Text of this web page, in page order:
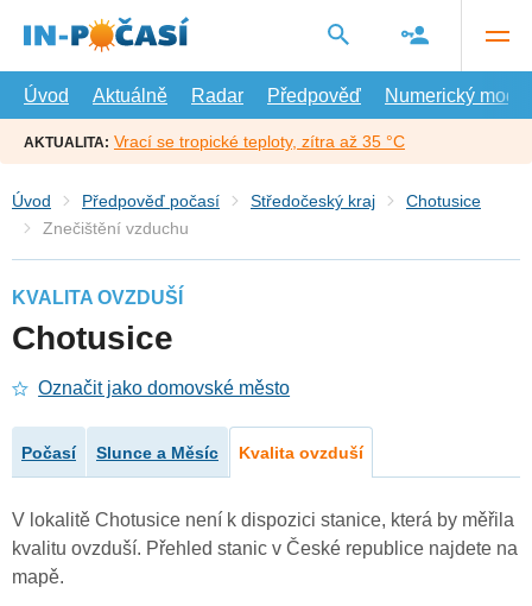
hlavní
Úvod
Aktuálně Radar Předpověď Numerický model
AKTUALITA: Vrací se tropické teploty, zítra až 35 °C
Úvod Předpověď počasí Středočeský kraj
Chotusice
Znečištění vzduchu
KVALITA OVZDUŠÍ
Chotusice
Označit jako domovské město
Počasí Slunce a Měsíc Kvalita ovzduší
V lokalitě Chotusice není k dispozici stanice, která by měřila
kvalitu ovzduší. Přehled stanic v České republice najdete na
mapě.